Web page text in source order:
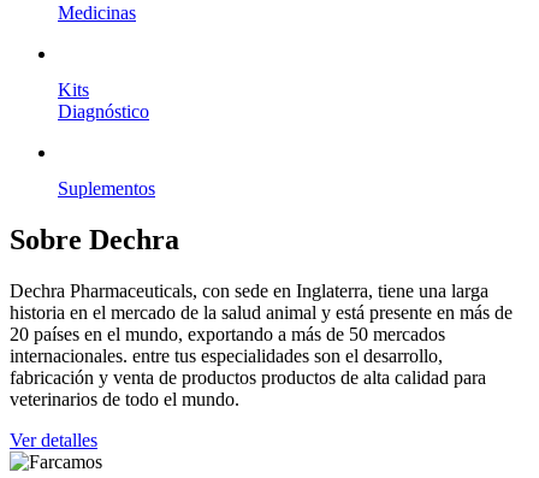
Medicinas
Kits
Diagnóstico
Suplementos
Sobre Dechra
Dechra Pharmaceuticals, con sede en Inglaterra, tiene una larga
historia en el mercado de la salud animal y está presente en más de
20 países en el mundo, exportando a más de 50 mercados
internacionales. entre tus especialidades son el desarrollo,
fabricación y venta de productos productos de alta calidad para
veterinarios de todo el mundo.
Ver detalles